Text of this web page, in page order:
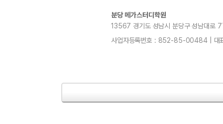
분당 메가스터디학원
13567 경기도 성남시 분당구 성남대
사업자등록번호 : 852-85-00484 | 대